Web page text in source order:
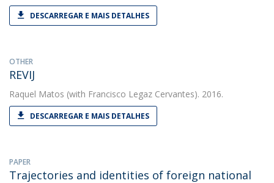
DESCARREGAR E MAIS DETALHES
OTHER
REVIJ
Raquel Matos (with Francisco Legaz Cervantes). 2016.
DESCARREGAR E MAIS DETALHES
PAPER
Trajectories and identities of foreign national